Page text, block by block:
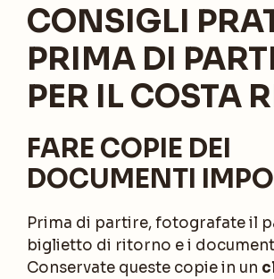
CONSIGLI
PRIMA DI
PER IL COSTA
FARE COPIE DEI
DOCUMENTI
Prima di partire, fotografate il
biglietto di ritorno e i
Conservate queste copie in un